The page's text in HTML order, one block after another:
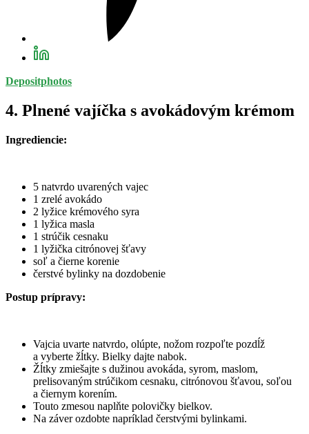
Depositphotos
4. Plnené vajíčka s avokádovým krémom
Ingrediencie:
5 natvrdo uvarených vajec
1 zrelé avokádo
2 lyžice krémového syra
1 lyžica masla
1 strúčik cesnaku
1 lyžička citrónovej šťavy
soľ a čierne korenie
čerstvé bylinky na dozdobenie
Postup prípravy:
Vajcia uvarte natvrdo, olúpte, nožom rozpoľte pozdĺž
a vyberte žĺtky. Bielky dajte nabok.
Žĺtky zmiešajte s dužinou avokáda, syrom, maslom,
prelisovaným strúčikom cesnaku, citrónovou šťavou, soľou
a čiernym korením.
Touto zmesou naplňte polovičky bielkov.
Na záver ozdobte napríklad čerstvými bylinkami.